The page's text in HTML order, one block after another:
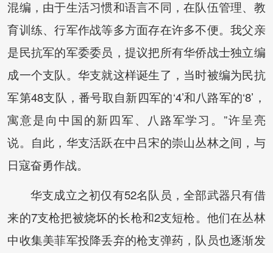
混编，由于生活习惯和语言不同，在队伍管理、教
育训练、行军作战等多方面存在许多不便。我父亲
是民抗军的军委委员，提议把所有华侨战士独立编
成一个支队。华支就这样诞生了，当时被编为民抗
军第48支队，番号取自新四军的‘4’和八路军的‘8’，
寓意是向中国的新四军、八路军学习。”许呈亮
说。自此，华支活跃在中吕宋的崇山丛林之间，与
日寇奋勇作战。
华支成立之初仅有52名队员，全部武器只有借
来的7支枪把被烧坏的长枪和2支短枪。他们在丛林
中收集美菲军投降丢弃的枪支弹药，队员也逐渐发